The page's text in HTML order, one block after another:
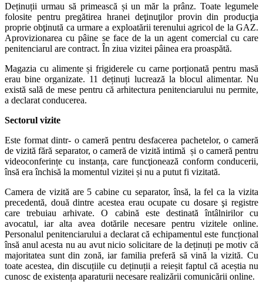
Deținuții urmau să primească și un măr la prânz. Toate legumele
folosite pentru pregătirea hranei deţinuţilor provin din producţia
proprie obţinută ca urmare a exploatării terenului agricol de la GAZ.
Aprovizionarea cu pâine se face de la un agent comercial cu care
penitenciarul are contract. În ziua vizitei pâinea era proaspătă.
Magazia cu alimente și frigiderele cu carne porționată pentru masă
erau bine organizate. 11 deținuți lucrează la blocul alimentar. Nu
există sală de mese pentru că arhitectura penitenciarului nu permite,
a declarat conducerea.
Sectorul vizite
Este format dintr- o cameră pentru desfacerea pachetelor, o cameră
de vizită fără separator, o cameră de vizită intimă și o cameră pentru
videoconferințe cu instanța, care funcţionează conform conducerii,
însă era închisă la momentul vizitei și nu a putut fi vizitată.
Camera de vizită are 5 cabine cu separator, însă, la fel ca la vizita
precedentă, două dintre acestea erau ocupate cu dosare şi registre
care trebuiau arhivate. O cabină este destinată întâlnirilor cu
avocatul, iar alta avea dotările necesare pentru vizitele online.
Personalul penitenciarului a declarat că echipamentul este funcțional
însă anul acesta nu au avut nicio solicitare de la deținuți pe motiv că
majoritatea sunt din zonă, iar familia preferă să vină la vizită. Cu
toate acestea, din discuțiile cu deținuții a reieșit faptul că aceștia nu
cunosc de existența aparaturii necesare realizării comunicării online.